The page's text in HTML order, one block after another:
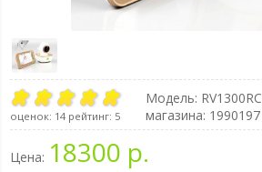
оценок: 14рейтинг: 5
Модель: RV1300RC
магазина: 1990197
Цена: 18300 р.